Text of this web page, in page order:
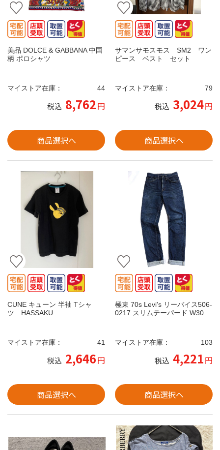
美品 DOLCE & GABBANA 中国
柄 ポロシャツ
マイストア在庫： 44
税込 8,762円
商品選択へ
サマンサモスモス SM2 ワン
ピース ベスト セット
マイストア在庫： 79
税込 3,024円
商品選択へ
CUNE キューン 半袖 Tシャ
ツ HASSAKU
マイストア在庫： 41
税込 2,646円
商品選択へ
極東 70s Levi's リーバイス506-
0217 スリムテーパード W30
マイストア在庫： 103
税込 4,221円
商品選択へ